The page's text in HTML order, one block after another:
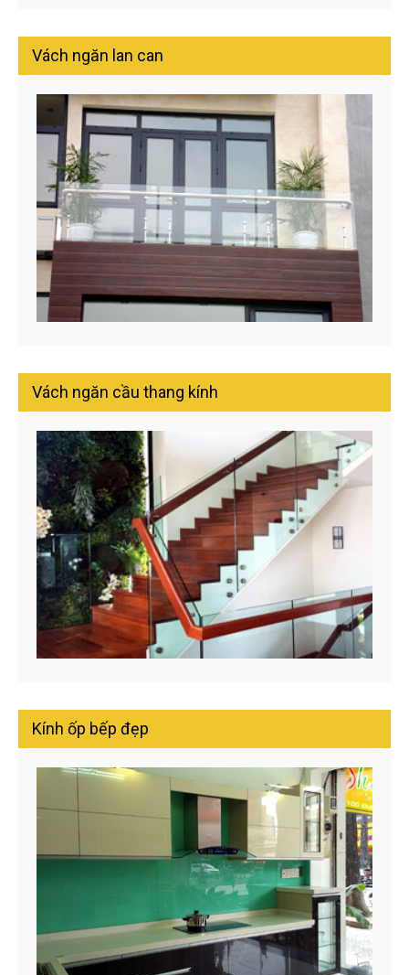
Vách ngăn lan can
Vách ngăn cầu thang kính
Kính ốp bếp đẹp